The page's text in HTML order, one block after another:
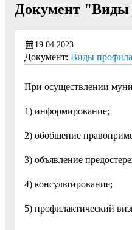
Документ "Виды
19.04.2023
Документ: Виды
При осуществлении
1) информирование;
2) обобщение
3) объявление
4) консультирование;
5) профилактический